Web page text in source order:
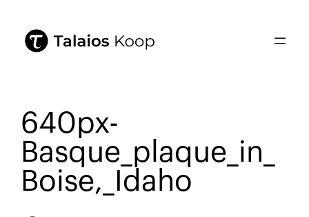
640px-
Basque_plaque_in_
Boise,_Idaho